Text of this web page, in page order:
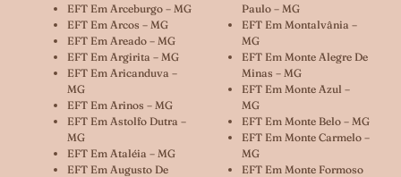
EFT Em Arceburgo – MG
EFT Em Arcos – MG
EFT Em Areado – MG
EFT Em Argirita – MG
EFT Em Aricanduva –
MG
EFT Em Arinos – MG
EFT Em Astolfo Dutra –
MG
EFT Em Ataléia – MG
EFT Em Augusto De
Paulo – MG
EFT Em Montalvânia –
MG
EFT Em Monte Alegre De
Minas – MG
EFT Em Monte Azul –
MG
EFT Em Monte Belo – MG
EFT Em Monte Carmelo –
MG
EFT Em Monte Formoso